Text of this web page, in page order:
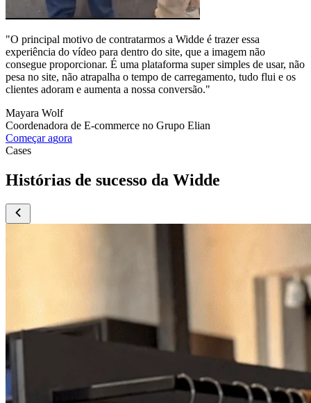
"O principal motivo de contratarmos a Widde é trazer essa
experiência do vídeo para dentro do site, que a imagem não
consegue proporcionar. É uma plataforma super simples de usar, não
pesa no site, não atrapalha o tempo de carregamento, tudo flui e os
clientes adoram e aumenta a nossa conversão."
Mayara Wolf
Coordenadora de E-commerce no Grupo Elian
Começar agora
Cases
Histórias de sucesso da Widde